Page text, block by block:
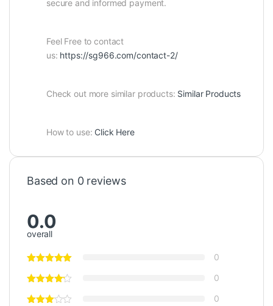
secure and informed payment.
Feel Free to contact
us: https://sg966.com/contact-2/
Check out more similar products: Similar Products
How to use: Click Here
Based on 0 reviews
0.0
overall
0
0
0